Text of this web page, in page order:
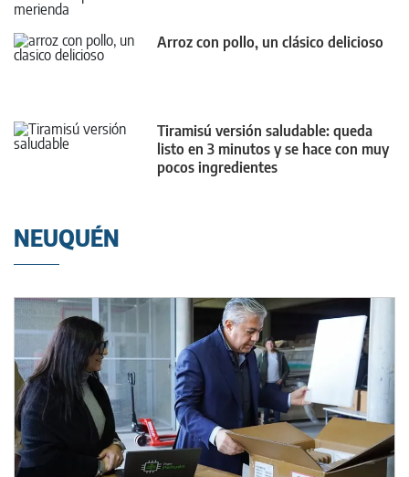
Arroz con pollo, un clásico delicioso
Tiramisú versión saludable: queda
listo en 3 minutos y se hace con muy
pocos ingredientes
NEUQUÉN